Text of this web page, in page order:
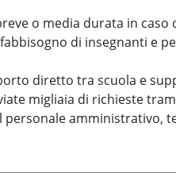
o media durata in caso
di insegnanti e
diretto tra scuola e
migliaia di richieste
amministrativo,